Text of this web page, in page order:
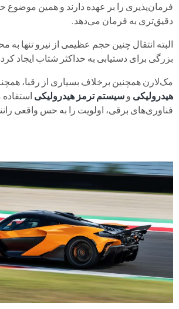
فرمان‌پذیری را بر عهده دارند و همین
دقیق‌تری به فرمان می‌دهد.
البته انتقال چنین حجم عظیمی از نیرو تنها
بزرگی برای دستیابی به حداکثر شتاب ایجاد
مک‌لارن همچنین برخلاف بسیاری از رقبا،
هیدرولیکی وسیستم ترمز هیدرولیکی
فناوری‌های برقی، اولویت را به حس واقعی